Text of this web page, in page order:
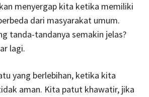
menyergap kita ketika memiliki
dari masyarakat umum.
tanda-tandanya semakin jelas?
lagi.
yang berlebihan, ketika kita
aman. Kita patut khawatir, jika